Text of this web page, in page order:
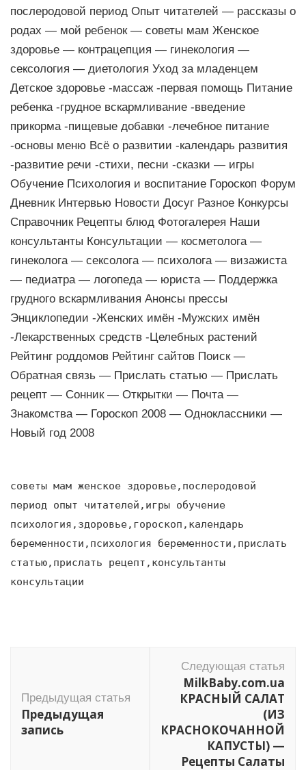
послеродовой период Опыт читателей — рассказы о
родах — мой ребенок — советы мам Женское
здоровье — контрацепция — гинекология —
сексология — диетология Уход за младенцем
Детское здоровье -массаж -первая помощь Питание
ребенка -грудное вскармливание -введение
прикорма -пищевые добавки -лечебное питание
-основы меню Всё о развитии -календарь развития
-развитие речи -стихи, песни -сказки — игры
Обучение Психология и воспитание Гороскоп Форум
Дневник Интервью Новости Досуг Разное Конкурсы
Справочник Рецепты блюд Фотогалерея Наши
консультанты Консультации — косметолога —
гинеколога — сексолога — психолога — визажиста
— педиатра — логопеда — юриста — Поддержка
грудного вскармливания Анонсы прессы
Энциклопедии -Женских имён -Мужских имён
-Лекарственных средств -Целебных растений
Рейтинг роддомов Рейтинг сайтов Поиск —
Обратная связь — Прислать статью — Прислать
рецепт — Сонник — Открытки — Почта —
Знакомства — Гороскоп 2008 — Одноклассники —
Новый год 2008
советы мам женское здоровье,послеродовой
период опыт читателей,игры обучение
психология,здоровье,гороскоп,календарь
беременности,психология беременности,прислать
статью,прислать рецепт,консультанты
консультации
записям
Предыдущая статья
Предыдущая
запись
Следующая статья
MilkBaby.com.ua
КРАСНЫЙ САЛАТ
(ИЗ
КРАСНОКОЧАННОЙ
КАПУСТЫ) —
Рецепты Салаты